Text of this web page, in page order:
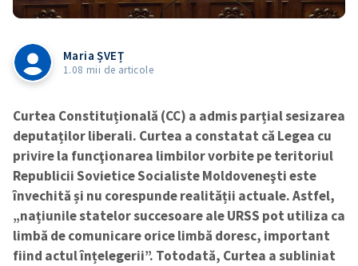
Maria ȘVEȚ
1.08 mii de articole
Curtea Constituțională (CC) a admis parțial sesizarea
deputaților liberali. Curtea a constatat că Legea cu
privire la funcţionarea limbilor vorbite pe teritoriul
Republicii Sovietice Socialiste Moldoveneşti este
învechită și nu corespunde realității actuale. Astfel,
„națiunile statelor succesoare ale URSS pot utiliza ca
limbă de comunicare orice limbă doresc, important
fiind actul înțelegerii”. Totodată, Curtea a subliniat